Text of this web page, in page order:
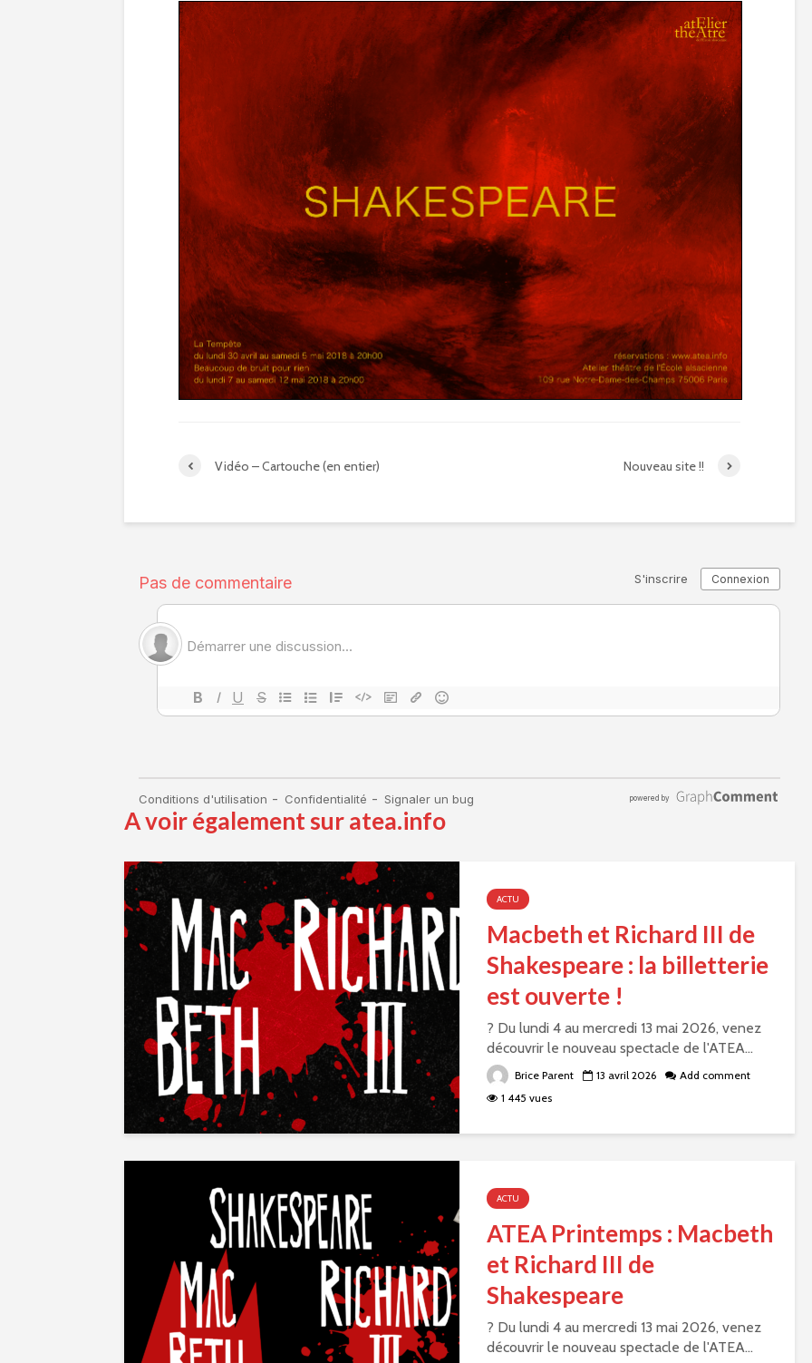
Vidéo – Cartouche (en entier) Nouveau site !!
A voir également sur atea.info
ACTU
Macbeth et Richard III de
Shakespeare : la billetterie
est ouverte !
? Du lundi 4 au mercredi 13 mai 2026, venez
découvrir le nouveau spectacle de l'ATEA...
Brice Parent 13 avril 2026
Add comment
1 445 vues
ACTU
ATEA Printemps : Macbeth
et Richard III de
Shakespeare
? Du lundi 4 au mercredi 13 mai 2026, venez
découvrir le nouveau spectacle de l'ATEA...